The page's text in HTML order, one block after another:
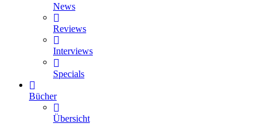
News
Reviews
Interviews
Specials
Bücher
Übersicht